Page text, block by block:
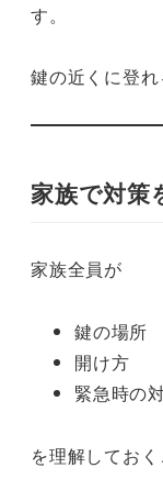
す。
鍵の近くに登れ
家族で対策
家族全員が
鍵の場所
開け方
緊急時の
を理解しておく